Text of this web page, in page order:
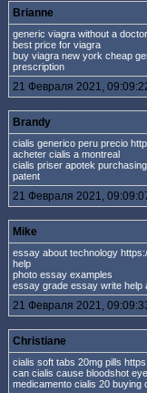
Brianne
generic viagra without a
best price for viagra
buy viagra new york cheap
prescription
21 Февраля 2021,
Brandy
cialis generico peru precio
acheter cialis a montreal
cialis priser apotek
patent
21 Февраля 2021,
Mike
essay about technology
help
photo essay examples
essay grade essay write help
21 Февраля 2021,
Christiane
cialis soft tabs 20mg pills
can cialis cause bloodshot
medicamento cialis 20 buying